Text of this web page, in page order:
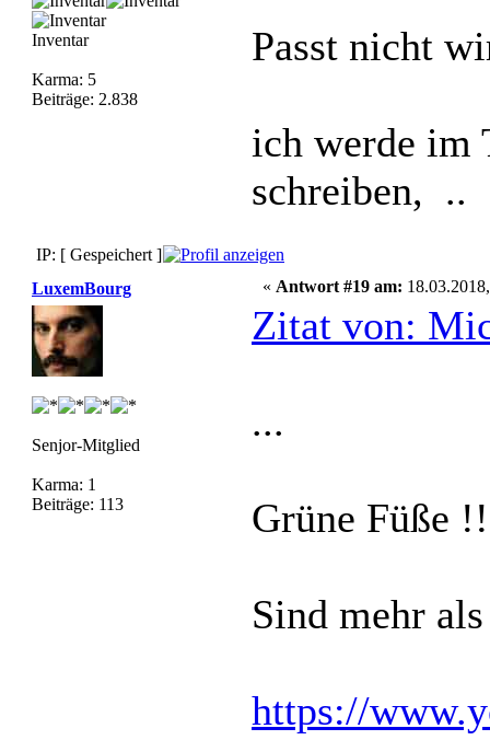
Inventar
Karma: 5
Beiträge: 2.838
Passt nicht
ich werde im
schreiben, ..
IP: [ Gespeichert ]
LuxemBourg
Senjor-Mitglied
Karma: 1
Beiträge: 113
« Antwort #19 am:
Zitat von:
...
Grüne Füße !!
Sind mehr
https://